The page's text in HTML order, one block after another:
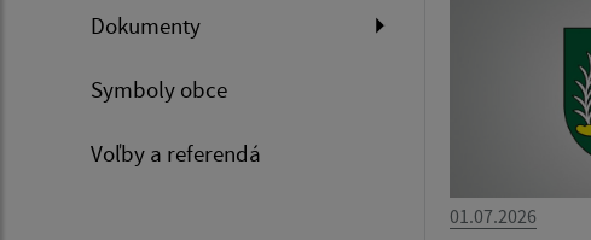
Dokumenty
Symboly obce
Voľby a referendá
01.07.2026